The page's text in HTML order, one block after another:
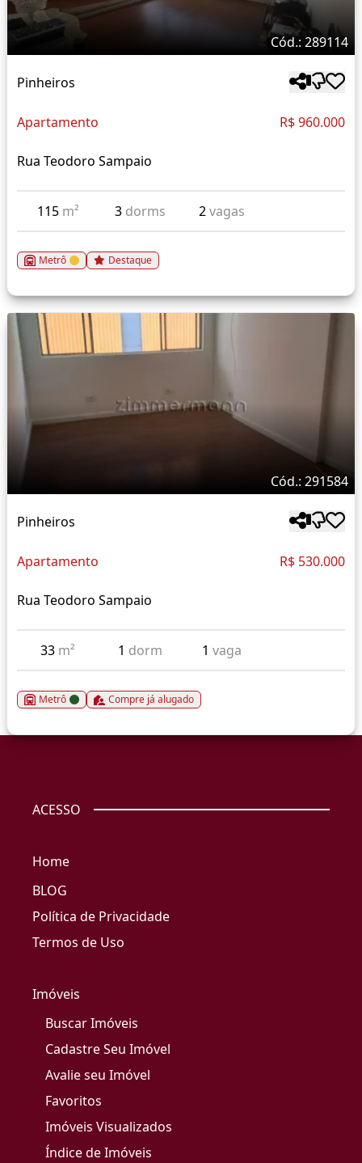
Cód.: 289114
Pinheiros
Apartamento R$ 960.000
Rua Teodoro Sampaio
115 m² 3 dorms 2vagas
Metrô Destaque
Cód.: 291584
Pinheiros
Apartamento R$ 530.000
Rua Teodoro Sampaio
33 m² 1 dorm 1vaga
Metrô Compre já alugado
ACESSO
Home
BLOG
Política de Privacidade
Termos de Uso
Imóveis
Buscar Imóveis
Cadastre Seu Imóvel
Avalie seu Imóvel
Favoritos
Imóveis Visualizados
Índice de Imóveis